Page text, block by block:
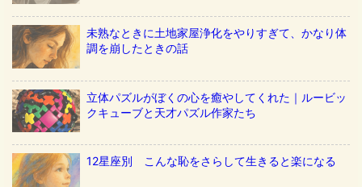
未熟なときに土地家屋浄化をやりすぎて、かなり体
調を崩したときの話
立体パズルがぼくの心を癒やしてくれた｜ルービッ
クキューブと天才パズル作家たち
12星座別 こんな恥をさらして生きると楽になる